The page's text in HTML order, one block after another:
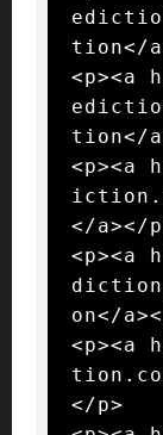
tion</
<p><a
tion</
<p><a
</a></
<p><a
on</
<p><a
</p>